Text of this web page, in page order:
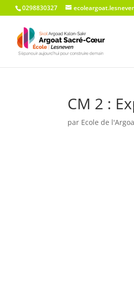
0298830327
CM 2 :
par Ecole de